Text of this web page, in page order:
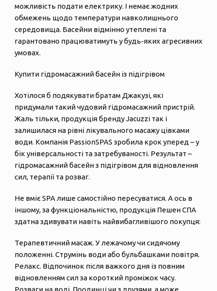
можливість подати електрику. І немає жодних
обмежень щодо температури навколишнього
середовища. Басейни відмінно утеплені та
гарантовано працюватимуть у будь-яких агресивних
умовах.
Купити гідромасажний басейн із підігрівом
Хотілося б подякувати братам Джакузі, які
придумали такий чудовий гідромасажний пристрій.
Жаль тільки, продукція бренду Jacuzzi так і
залишилася на рівні лікувального масажу цівками
води. Компанія PassionSPAS зробила крок уперед – у
бік універсальності та затребуваності. Результат –
гідромасажний басейн з підігрівом для відновлення
сил, терапії та розваг.
Не вміє SPA лише самостійно пересуватися. А ось в
іншому, за функціональністю, продукція Пешен СПА
здатна здивувати навіть найвибагливішого покупця:
Терапевтичний масаж. У лежачому чи сидячому
положенні. Струмінь води або бульбашками повітря.
Релакс. Відпочинок після важкого дня із повним
відновленням сил за короткий проміжок часу.